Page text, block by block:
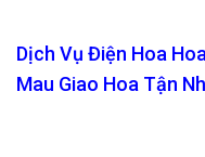
Dịch Vụ Điện Hoa
Mau Giao Hoa Tận